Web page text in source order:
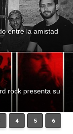
entre la amistad
rock presenta su
4 5 6